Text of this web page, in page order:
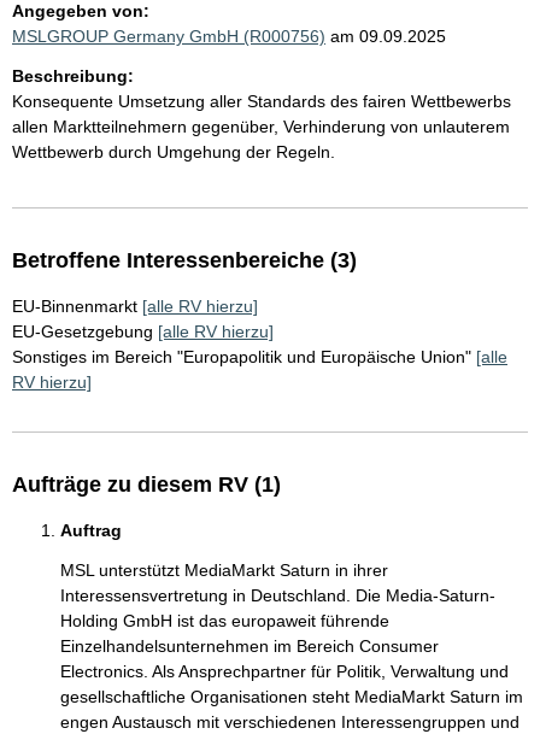
Angegeben von:
MSLGROUP Germany GmbH (R000756) am 09.09.2025
Beschreibung:
Konsequente Umsetzung aller Standards des fairen Wettbewerbs
allen Marktteilnehmern gegenüber, Verhinderung von unlauterem
Wettbewerb durch Umgehung der Regeln.
Betroffene Interessenbereiche (3)
EU-Binnenmarkt [alle RV hierzu]
EU-Gesetzgebung [alle RV hierzu]
Sonstiges im Bereich "Europapolitik und Europäische Union" [alle
RV hierzu]
Aufträge zu diesem RV (1)
Auftrag
MSL unterstützt MediaMarkt Saturn in ihrer
Interessensvertretung in Deutschland. Die Media-Saturn-
Holding GmbH ist das europaweit führende
Einzelhandelsunternehmen im Bereich Consumer
Electronics. Als Ansprechpartner für Politik, Verwaltung und
gesellschaftliche Organisationen steht MediaMarkt Saturn im
engen Austausch mit verschiedenen Interessengruppen und